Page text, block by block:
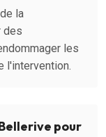
la
des
les
l'intervention.
pour